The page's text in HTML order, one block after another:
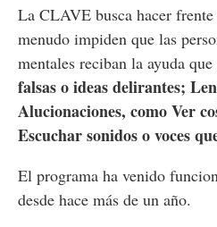
La CLAVE busca hacer
menudo impiden que las
mentales reciban la ayuda
falsas o ideas delirantes;
Alucionaciones, como Ver
Escuchar sonidos o voces
El programa ha venido
desde hace más de un año.